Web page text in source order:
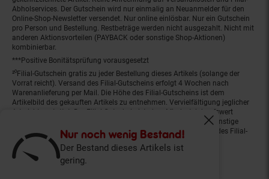
Nur noch wenig Bestand!
Der Bestand dieses Artikels ist
gering.
Fenster
Abholservices. Der Gutschein wird nur einmalig an Neuanmelder für den
Online-Shop-Newsletter versendet. Nur online einlösbar. Nur ein Gutschein
pro Person und Bestellung. Restbeträge werden nicht ausgezahlt. Nicht mit
anderen Aktionsvorteilen (PAYBACK oder sonstige Shop-Aktionen)
kombinierbar.
***Positive Bonitätsprüfung vorausgesetzt
²⁰Filial-Gutschein gratis zu jeder Bestellung dieses Artikels (solange der
Vorrat reicht). Versand des Filial-Gutscheins erfolgt 4 Wochen nach
Warenanlieferung per Mail. Die Höhe des Filial-Gutscheins ist dem
Artikelbild des gekauften Artikels zu entnehmen. Vervielfältigung jeglicher
Art nicht gestattet. Der Filial-Gutschein ist ohne Mindesteinkaufswert
einlösbar. Nicht mit anderen Aktionsvorteilen (PAYBACK oder sonstige
Shop-Aktionen) kombinierbar. Der jeweilige Gültigkeitszeitraum des Filial-
Gutscheins ist darauf vermerkt.